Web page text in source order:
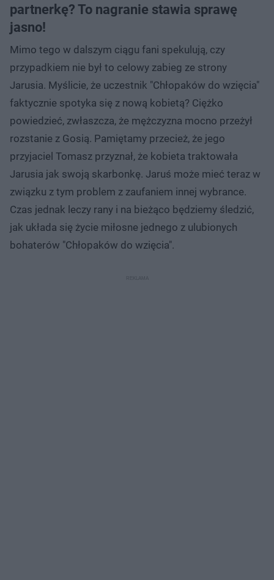
partnerkę? To nagranie stawia sprawę
jasno!
Mimo tego w dalszym ciągu fani spekulują, czy
przypadkiem nie był to celowy zabieg ze strony
Jarusia. Myślicie, że uczestnik "Chłopaków do wzięcia"
faktycznie spotyka się z nową kobietą? Ciężko
powiedzieć, zwłaszcza, że mężczyzna mocno przeżył
rozstanie z Gosią. Pamiętamy przecież, że jego
przyjaciel Tomasz przyznał, że kobieta traktowała
Jarusia jak swoją skarbonkę. Jaruś może mieć teraz w
związku z tym problem z zaufaniem innej wybrance.
Czas jednak leczy rany i na bieżąco będziemy śledzić,
jak układa się życie miłosne jednego z ulubionych
bohaterów "Chłopaków do wzięcia".